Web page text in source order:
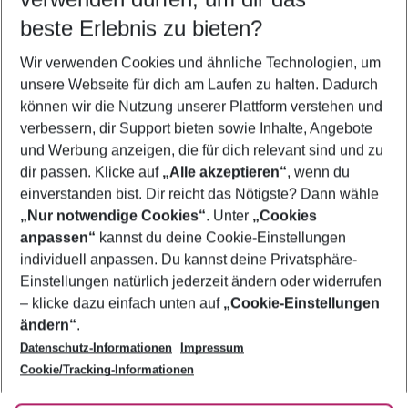
5-8 Nächte
2 Erwachsene Keine Kinder
Mehr Filter anzeigen
Footer
Footer navigation
Über uns
AGB
Bestpreisgarantie
Cookie-Einstellungen ändern
Cookie-Richtlinie
Agenturbetreuung
Barrierefreies Reisen
Folge uns
beste Erlebnis zu bieten?
Wir verwenden Cookies und ähnliche Technologien, um
unsere Webseite für dich am Laufen zu halten. Dadurch
können wir die Nutzung unserer Plattform verstehen und
verbessern, dir Support bieten sowie Inhalte, Angebote
und Werbung anzeigen, die für dich relevant sind und zu
dir passen. Klicke auf „Alle akzeptieren“, wenn du
einverstanden bist. Dir reicht das Nötigste? Dann wähle
„Nur notwendige Cookies“. Unter „Cookies
anpassen“ kannst du deine Cookie-Einstellungen
individuell anpassen. Du kannst deine Privatsphäre-
Einstellungen natürlich jederzeit ändern oder widerrufen
– klicke dazu einfach unten auf „Cookie-Einstellungen
ändern“.
Datenschutz-Informationen
Impressum
Cookie/Tracking-Informationen